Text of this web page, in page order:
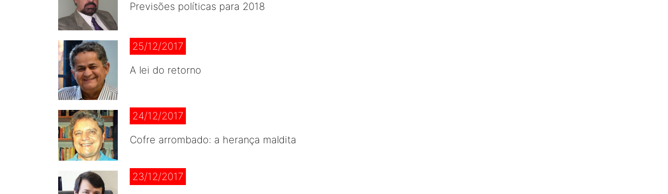
Previsões políticas para 2018
25/12/2017
A lei do retorno
24/12/2017
Cofre arrombado: a herança maldita
23/12/2017